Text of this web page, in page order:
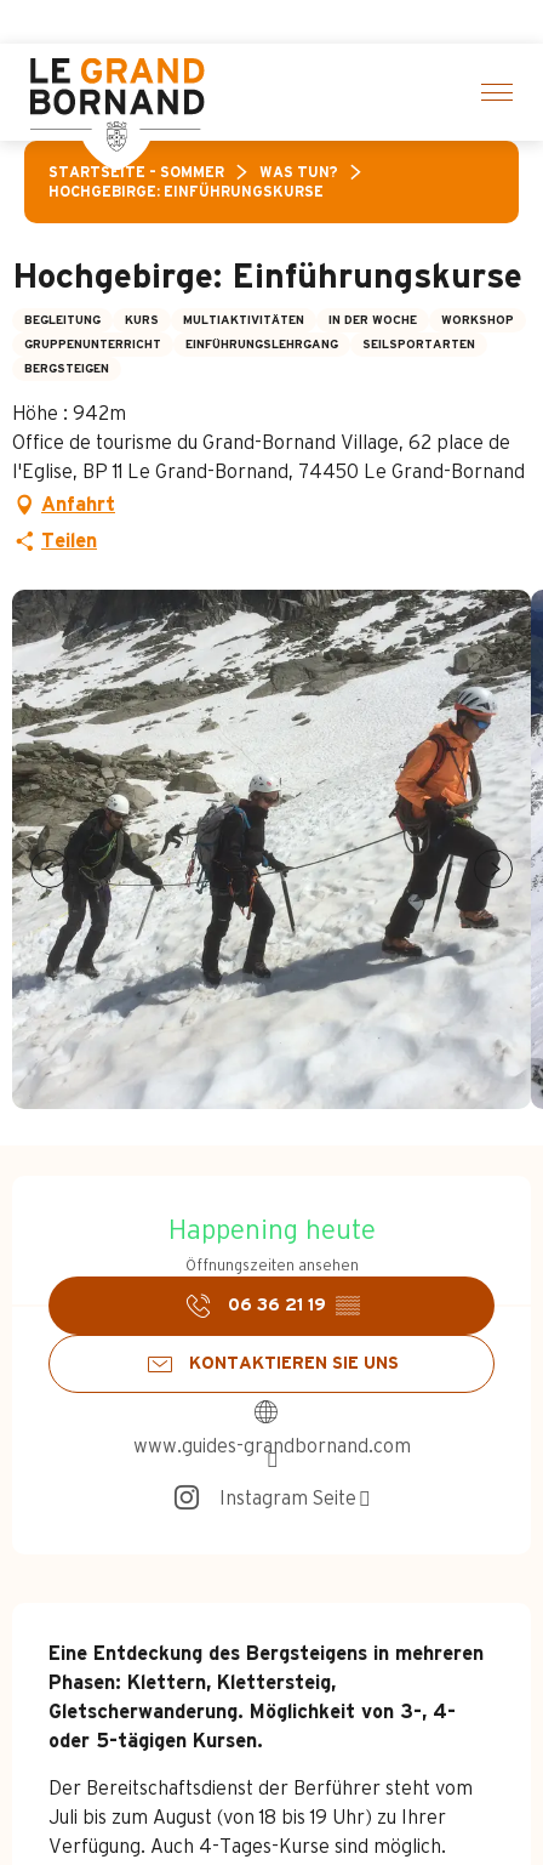
contenu
principal
STARTSEITE – SOMMER
WAS TUN?
HOCHGEBIRGE: EINFÜHRUNGSKURSE
Hochgebirge: Einführungskurse
BEGLEITUNG KURS MULTIAKTIVITÄTEN IN DER WOCHE
WORKSHOP
GRUPPENUNTERRICHT
EINFÜHRUNGSLEHRGANG
SEILSPORTARTEN
BERGSTEIGEN
Höhe : 942m
Office de tourisme du Grand-Bornand Village, 62 place de
l'Eglise, BP 11 Le Grand-Bornand, 74450 Le Grand-Bornand
Anfahrt
Teilen
Happening heute
Öffnungszeiten ansehen
06 36 21 19 ▒▒
KONTAKTIEREN SIE UNS
www.guides-grandbornand.com
Instagram Seite
Beschreibung
Eine Entdeckung des Bergsteigens in mehreren
Phasen: Klettern, Klettersteig,
Gletscherwanderung. Möglichkeit von 3-, 4-
oder 5-tägigen Kursen.
Der Bereitschaftsdienst der Berführer steht vom
Juli bis zum August (von 18 bis 19 Uhr) zu Ihrer
Verfügung. Auch 4-Tages-Kurse sind möglich.